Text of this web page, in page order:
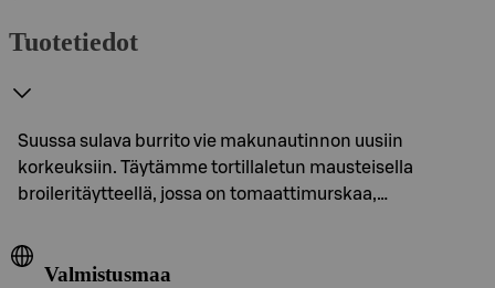
Tuotetiedot
Suussa sulava burrito vie makunautinnon uusiin
korkeuksiin. Täytämme tortillaletun mausteisella
broileritäytteellä, jossa on tomaattimurskaa,…
Valmistusmaa